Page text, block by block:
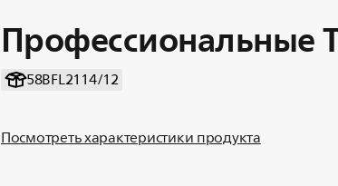
Профессиональные
58BFL2114/12
Посмотреть характеристики продукта